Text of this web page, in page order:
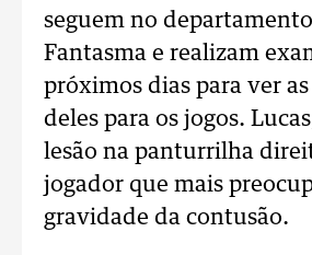
seguem no
Fantasma e realizam
próximos dias para ver
deles para os jogos.
lesão na panturrilha
jogador que mais
gravidade da contusão.